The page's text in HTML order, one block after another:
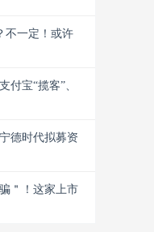
不一定！或许
付宝“揽客”、
德时代拟募资
＂！这家上市